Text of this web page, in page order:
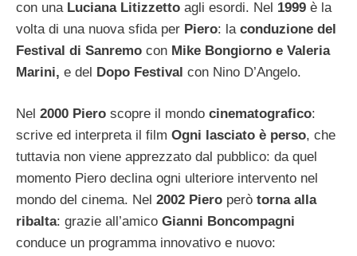
con una Luciana Litizzetto agli esordi. Nel 1999 è la
volta di una nuova sfida per Piero: la conduzione del
Festival di Sanremo con Mike Bongiorno e Valeria
Marini, e del Dopo Festival con Nino D’Angelo.
Nel 2000 Piero scopre il mondo cinematografico:
scrive ed interpreta il film Ogni lasciato è perso, che
tuttavia non viene apprezzato dal pubblico: da quel
momento Piero declina ogni ulteriore intervento nel
mondo del cinema. Nel 2002 Piero però torna alla
ribalta: grazie all’amico Gianni Boncompagni
conduce un programma innovativo e nuovo: